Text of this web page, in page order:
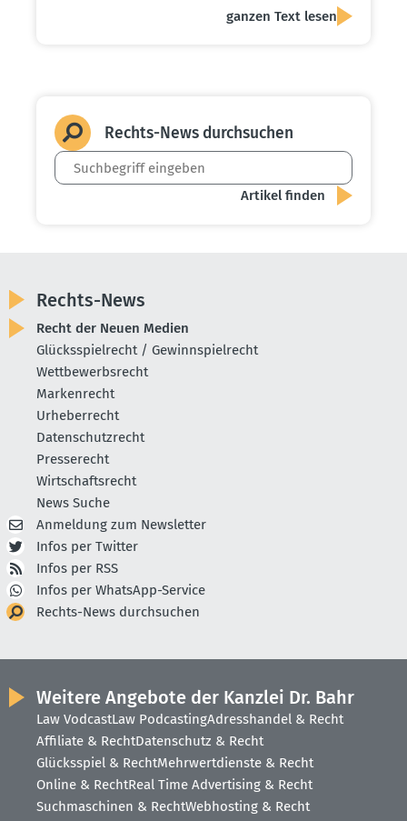
ganzen Text lesen
Rechts-News durch­suchen
Rechts-News
Recht der Neuen Medien
Glücksspielrecht / Gewinnspielrecht
Wettbewerbsrecht
Markenrecht
Urheberrecht
Datenschutzrecht
Presserecht
Wirtschaftsrecht
News Suche
Anmeldung zum Newsletter
Infos per Twitter
Infos per RSS
Infos per WhatsApp-Service
Rechts-News durchsuchen
Weitere Angebote der Kanzlei Dr. Bahr
Law VodcastLaw PodcastingAdresshandel & Recht
Affiliate & RechtDatenschutz & Recht
Glücksspiel & RechtMehrwertdienste & Recht
Online & RechtReal Time Advertising & Recht
Suchmaschinen & RechtWebhosting & Recht